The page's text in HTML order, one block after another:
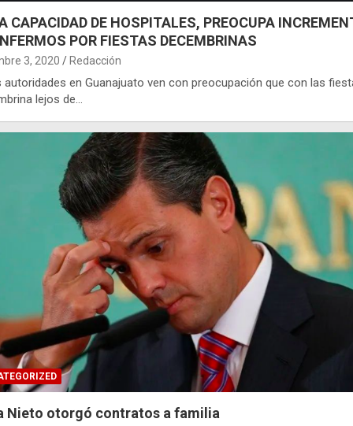
CAPACIDAD DE HOSPITALES, PREOCUPA
POR FIESTAS DECEMBRINAS
3, 2020 Redacción
autoridades en Guanajuato ven con preocupación que con las
lejos de…
Nieto otorgó contratos a familia